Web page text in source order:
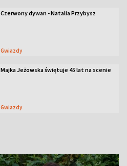
Czerwony dywan - Natalia Przybysz
Gwiazdy
Majka Jeżowska świętuje 45 lat na scenie
Gwiazdy